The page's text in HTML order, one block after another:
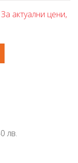
актуални цени,
лв.